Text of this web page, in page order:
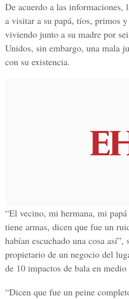
De acuerdo a las informaciones,
a visitar a su papá, tíos, primos
viviendo junto a su madre por
Unidos, sin embargo, una mala
con su existencia.
“El vecino, mi hermana, mi papá
tiene armas, dicen que fue un
habían escuchado una cosa así”,
propietario de un negocio del
de 10 impactos de bala en
“Dicen que fue un peine